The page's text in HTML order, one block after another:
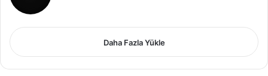
Daha Fazla Yükle